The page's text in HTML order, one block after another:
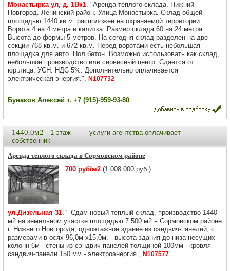
Монастырка ул, д. 1Вк1. "Аренда теплого склада. Нижний
Новгород. Ленинский район. Улица Монастырка. Склад общей
площадью 1440 кв.м. расположен на охраняемой территории.
Ворота 4 на 4 метра и калитка. Размер склада 60 на 24 метра.
Высота до фермы 5 метров. На сегодня склад разделен на две
секции 768 кв.м. и 672 кв.м. Перед воротами есть небольшая
площадка для авто. Пол бетон. Возможно использовать как склад,
небольшое производство или сервисный центр. Сдается от
юр.лица. УСН. НДС 5%. Дополнительно оплачивается
электрическая энергия.", N107732
Бунаков Алексей т. +7 (915)-959-93-80
1440.0м2 1 этаж
услуги агентства оплачивает
собственник
Аренда теплого склада в Сормовском районе
700 руб/м2 (1 008 000 руб.)
ул.Дизельная 31. " Сдам новый теплый склад, производство 1440
м2 на земельном участке площадью 7 500 м2 в Сормовском районе
г. Нижнего Новгорода, одноэтажное здание из сэндвич-панелей, с
размерами в осях 96,0м х15,0м. - высота здания до низа несущих
колонн 6м - стены из сэндвич-панелей толщиной 100мм - кровля
сэндвич-панели 150 мм - электроэнергия , N107577